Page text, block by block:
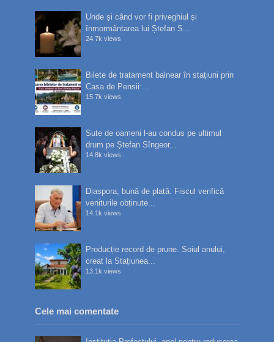
Unde și când vor fi priveghiul și
înmormântarea lui Ștefan S...
24.7k views
Bilete de tratament balnear în stațiuni prin
Casa de Pensii:...
15.7k views
Sute de oameni l-au condus pe ultimul
drum pe Ștefan Sîngeor...
14.8k views
Diaspora, bună de plată. Fiscul verifică
veniturile obținute...
14.1k views
Producție record de prune. Soiul anului,
creat la Stațiunea...
13.1k views
Cele mai comentate